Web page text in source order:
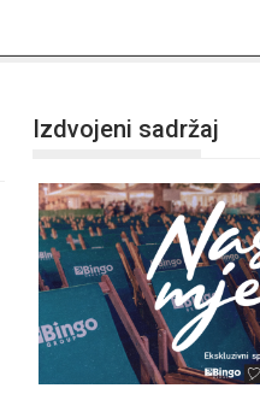
Izdvojeni sadržaj